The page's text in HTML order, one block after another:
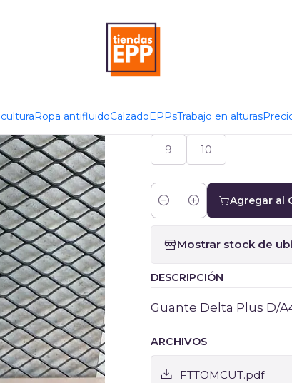
Ropa antifluidoCalzadoEPPsTrabajo en alturas
Guante
9 10
Cantidad
Agregar al
Mostrar stock de
DESCRIPCIÓN
Guante Delta Plus D/
ARCHIVOS
FTTOMCUT.pdf